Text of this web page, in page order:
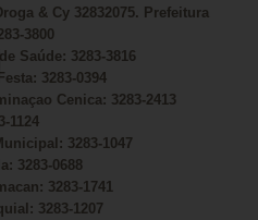
& Cy 32832075. Prefeitura
3800
Saúde: 3283-3816
3283-0394
Cenica: 3283-2413
1124
3283-1047
3283-0688
3283-1741
3283-1207